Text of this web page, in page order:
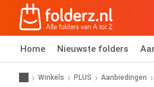
Home Nieuwste folders
Winkels PLUS Aanbiedingen